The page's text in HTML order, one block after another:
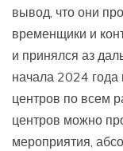
вывод, что они
временщики и
и принялся аз
начала 2024
центров по всем
центров можно
мероприятия,